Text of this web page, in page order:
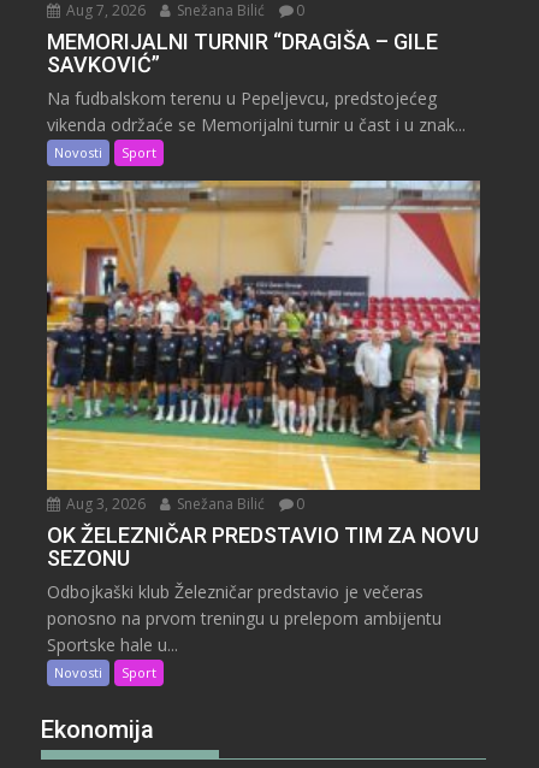
Aug 7, 2026 Snežana Bilić 0
MEMORIJALNI TURNIR “DRAGIŠA – GILE
SAVKOVIĆ”
Na fudbalskom terenu u Pepeljevcu, predstojećeg
vikenda održaće se Memorijalni turnir u čast i u znak...
Novosti Sport
Aug 3, 2026 Snežana Bilić 0
OK ŽELEZNIČAR PREDSTAVIO TIM ZA NOVU
SEZONU
Odbojkaški klub Železničar predstavio je večeras
ponosno na prvom treningu u prelepom ambijentu
Sportske hale u...
Novosti Sport
Ekonomija